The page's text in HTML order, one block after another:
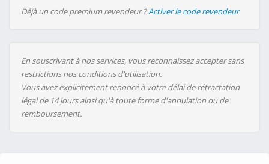
Déjà un code premium revendeur ?Activer le code revendeur
En souscrivant à nos services, vous reconnaissez accepter sans
restrictions nos conditions d'utilisation.
Vous avez explicitement renoncé à votre délai de rétractation
légal de 14 jours ainsi qu'à toute forme d'annulation ou de
remboursement.